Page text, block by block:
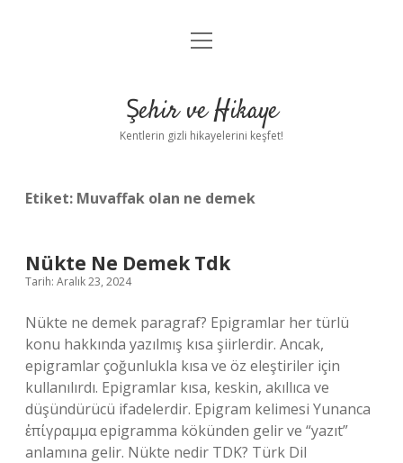
Anasayfa
Yasal Uyarı
menüyü
Şehir ve Hikaye
Kentlerin gizli hikayelerini keşfet!
Etiket: Muvaffak olan ne demek
Nükte Ne Demek Tdk
Tarih: Aralık 23, 2024
Nükte ne demek paragraf? Epigramlar her türlü
konu hakkında yazılmış kısa şiirlerdir. Ancak,
epigramlar çoğunlukla kısa ve öz eleştiriler için
kullanılırdı. Epigramlar kısa, keskin, akıllıca ve
düşündürücü ifadelerdir. Epigram kelimesi Yunanca
ἐπίγραμμα epigramma kökünden gelir ve “yazıt”
anlamına gelir. Nükte nedir TDK? Türk Dil